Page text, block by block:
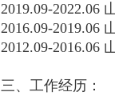
2019.09-2022.06
2016.09-2019.06
2012.09-2016.06
三、工作经历：